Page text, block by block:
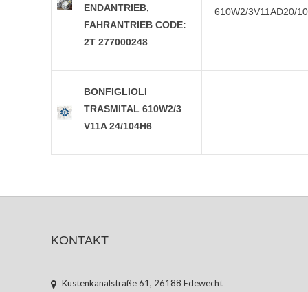
ENDANTRIEB,
FAHRANTRIEB CODE:
2T 277000248
610W2/3V11AD20/
BONFIGLIOLI
TRASMITAL 610W2/3
V11A 24/104H6
KONTAKT
Küstenkanalstraße 61, 26188 Edewecht